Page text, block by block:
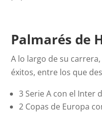
Palmarés de
A lo largo de su
éxitos, entre los que
3 Serie A con el Inter
2 Copas de Europa